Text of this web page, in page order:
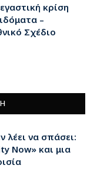
κρίση
–
Σχέδιο
λέει να σπάσει:
Now» και μια